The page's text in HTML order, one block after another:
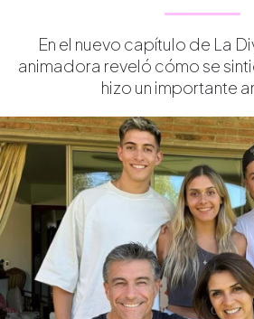
En el nuevo capítulo de La
animadora reveló cómo se
hizo un importante